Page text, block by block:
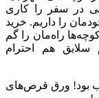
در سفر را کاری
را داریم. خرید
راه‌مان را گم
سلایق هم احترام
بود! ورق قرص‌های